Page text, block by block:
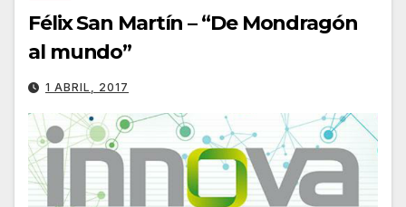
Félix San Martín – “De Mondragón
al mundo”
1 ABRIL, 2017